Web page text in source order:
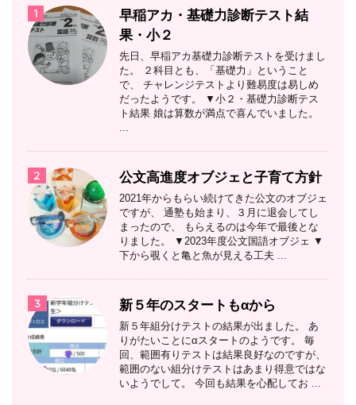
1
早稲アカ・基礎力診断テスト結
果・小２
先日、早稲アカ基礎力診断テストを受けまし
た。 ２科目とも、「基礎力」ということ
で、 チャレンジテストより難易度は易しめ
だったようです。 ▼小２・基礎力診断テス
ト結果 娘は算数が満点で喜んでいました。
...
2 公文高進度オブジェと子育て方針
2021年からもらい続けてきた公文のオブジェ
ですが、 通塾も始まり、３月に退会してし
まったので、 もらえるのは今年で最後とな
りました。 ▼2023年度公文国語オブジェ ▼
下から覗くと亀と魚が見える工夫 ...
3 新５年のスタートもαから
新５年組分けテストの結果が出ました。 あ
りがたいことにαスタートのようです。 毎
回、範囲有りテストは結果良好なのですが、
範囲のない組分けテストはあまり得意ではな
いようでして。 今回も結果を心配してお ...